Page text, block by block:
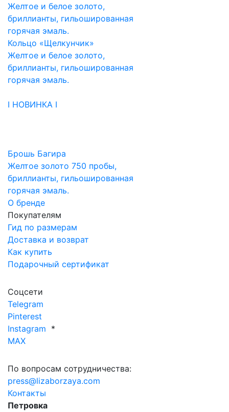
Желтое и белое золото,
бриллианты, гильошированная
горячая эмаль.
Кольцо «Щелкунчик»
Желтое и белое золото,
бриллианты, гильошированная
горячая эмаль.
I НОВИНКА I
Брошь Багира
Желтое золото 750 пробы,
бриллианты, гильошированная
горячая эмаль.
О бренде
Покупателям
Гид по размерам
Доставка и возврат
Как купить
Подарочный сертификат
Соцсети
Telegram
Pinterest
Instagram *
MAX
По вопросам сотрудничества:
press@lizaborzaya.com
Контакты
Петровка